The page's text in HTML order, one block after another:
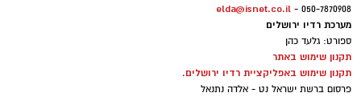
050-7870908 -
elda@isnet.co.il
מערכת רדיו ירושלים
ספורט: גלעד כהן
תקנון שימוש באתר
תקנון שימוש באפליקציית רדיו ירושלים.
פרסום ברשת ישראל נט - אלדה נתנאל